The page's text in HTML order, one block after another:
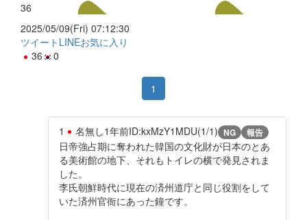
36
2025/05/09(Fri) 07:12:30
ツイート LINEお気に入り
36
0
1
1 名無し1年前ID:kxMzY1MDU(1/1) NG 報告
日帝強占期に奪われた韓国の文化財が日本のとあ
る美術館の地下、それもトイレの横で発見されま
した。
李氏朝鮮時代に現在の済州道庁と同じ役割をして
いた済州官衙にあった鐘です。